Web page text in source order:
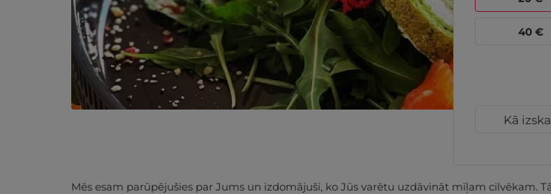
40 €
Kā
Mēs esam parūpējušies par Jums un izdomājuši, ko Jūs varētu uzdāvināt mīļam cilvēkam.